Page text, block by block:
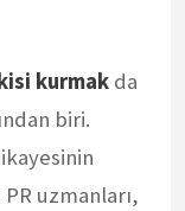
kurmak da
biri.
uzmanları,